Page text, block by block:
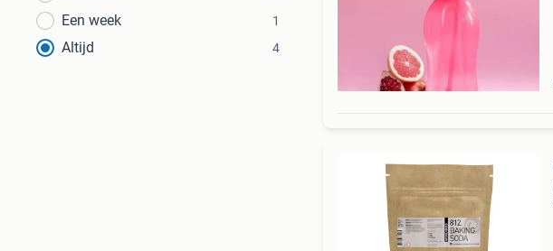
Een week 1
Altijd 4